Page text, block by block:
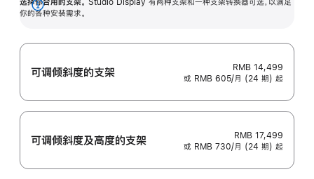
选择你合用的支架。 Studio Display 有两种支架和一种支架转换器可选，以满足
你的各种安装需求。
展
可调倾斜度的支架
RMB 14,499
或 RMB 605/月 (24 期) 起
可调倾斜度及高‍度的支‍架
RMB 17,499
或 RMB 730/月 (24 期) 起